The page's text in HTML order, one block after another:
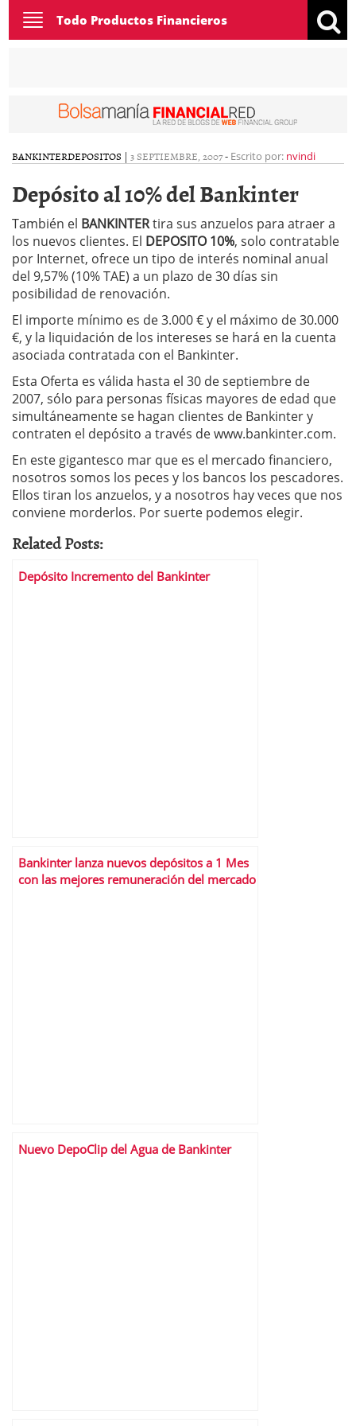
Toggle
navigation
Todo Productos Financieros
BANKINTERDEPOSITOS | 3 SEPTIEMBRE, 2007- Escrito por: nvindi
Depósito al 10% del Bankinter
También el BANKINTERtira sus anzuelos para atraer a
los nuevos clientes. El DEPOSITO 10%, solo contratable
por Internet, ofrece un tipo de interés nominal anual
del 9,57% (10% TAE) a un plazo de 30 días sin
posibilidad de renovación.
El importe mínimo es de 3.000 € y el máximo de 30.000
€, y la liquidación de los intereses se hará en la cuenta
asociada contratada con el Bankinter.
Esta Oferta es válida hasta el 30 de septiembre de
2007, sólo para personas físicas mayores de edad que
simultáneamente se hagan clientes de Bankinter y
contraten el depósito a través de www.bankinter.com.
En este gigantesco mar que es el mercado financiero,
nosotros somos los peces y los bancos los pescadores.
Ellos tiran los anzuelos, y a nosotros hay veces que nos
conviene morderlos. Por suerte podemos elegir.
Related Posts:
Depósito Incremento del Bankinter
Bankinter lanza nuevos depósitos a 1 Mes
con las mejores remuneración del mercado
Nuevo DepoClip del Agua de Bankinter